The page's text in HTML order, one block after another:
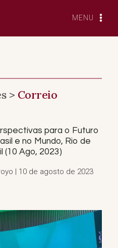
MENU
> Correio
para o Futuro
e no Mundo, Rio de
(10 Ago, 2023)
| 10 de agosto de 2023